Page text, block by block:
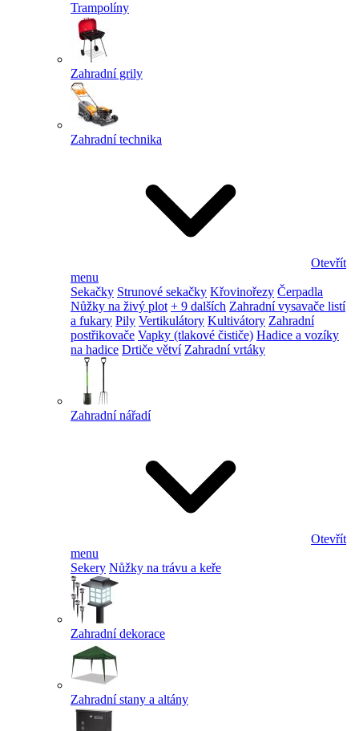
Trampolíny
Zahradní grily
Zahradní technika
Otevřít
menu
Sekačky Strunové sekačky Křovinořezy Čerpadla
Nůžky na živý plot + 9 dalších Zahradní vysavače listí
a fukary Pily Vertikulátory Kultivátory Zahradní
postřikovače Vapky (tlakové čističe) Hadice a vozíky
na hadice Drtiče větví Zahradní vrtáky
Zahradní nářadí
Otevřít
menu
Sekery Nůžky na trávu a keře
Zahradní dekorace
Zahradní stany a altány